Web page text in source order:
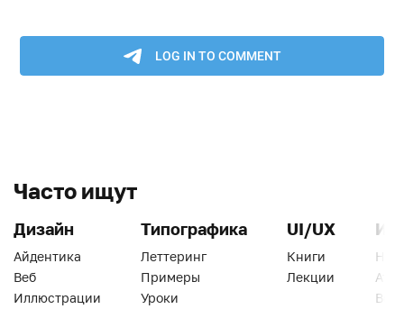
Часто ищут
Дизайн
Айдентика
Веб
Иллюстрации
Типографика
Леттеринг
Примеры
Уроки
UI/UX
Книги
Лекции
Веб